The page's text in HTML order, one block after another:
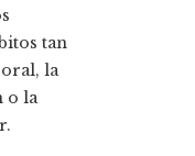
tan
la
o la